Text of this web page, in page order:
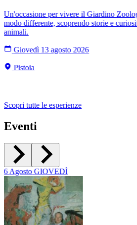
Un'occasione per vivere il Giardino
modo differente, scoprendo storie e
animali.
Giovedì 13 agosto 2026
Pistoia
Scopri tutte le esperienze
Eventi
6Agosto GIOVEDÌ